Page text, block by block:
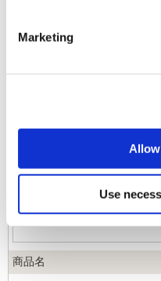
Marketing
Use
キーワード
商品名